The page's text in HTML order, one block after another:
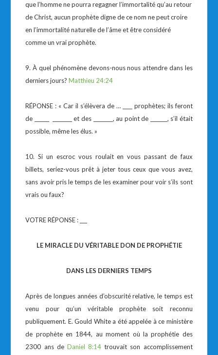
que l’homme ne pourra regagner l’immortalité qu’au retour
de Christ, aucun prophète digne de ce nom ne peut croire
en l’immortalité naturelle de l’âme et être considéré
comme un vrai prophète.
9. À quel phénomène devons-nous nous attendre dans les
derniers jours?Matthieu 24:24
RÉPONSE : « Car il s’élèvera de … ____ prophètes; ils feront
de ______ ________ et des ________, au point de _______, s’il était
possible, même les élus. »
10. Si un escroc vous roulait en vous passant de faux
billets, seriez-vous prêt à jeter tous ceux que vous avez,
sans avoir pris le temps de les examiner pour voir s’ils sont
vrais ou faux?
VOTRE RÉPONSE : ___
LE MIRACLE DU VÉRITABLE DON DE PROPHÉTIE
DANS LES DERNIERS TEMPS
Après de longues années d’obscurité relative, le temps est
venu pour qu’un véritable prophète soit reconnu
publiquement. E. Gould White a été appelée à ce ministère
de prophète en 1844, au moment où la prophétie des
2300 ans de Daniel 8:14 trouvait son accomplissement